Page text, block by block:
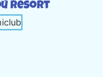
Resort